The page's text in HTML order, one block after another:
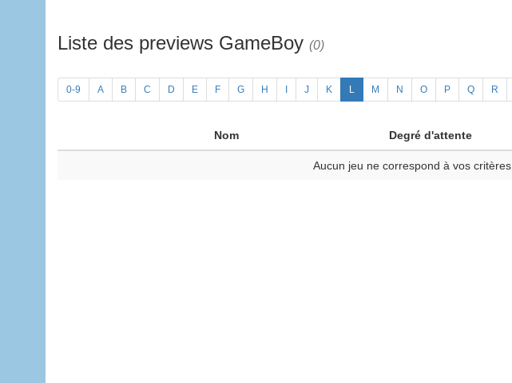
Liste des previews GameBoy (0)
0-9 A B C D E F G H J K L M N O P Q R
Nom Degré d'attente
Aucun jeu ne correspond à vos critères.